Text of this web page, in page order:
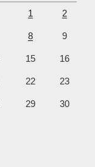
1 2
8 9
15 16
22 23
29 30